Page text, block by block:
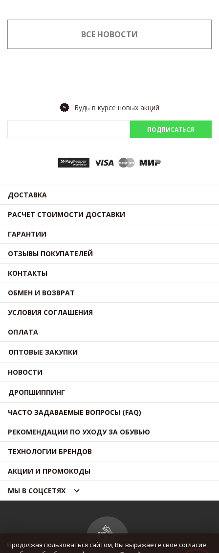
ВСЕ НОВОСТИ
Будь в курсе новых акций
ПОДПИСАТЬСЯ
ДОСТАВКА
РАСЧЕТ СТОИМОСТИ ДОСТАВКИ
ГАРАНТИИ
ОТЗЫВЫ ПОКУПАТЕЛЕЙ
КОНТАКТЫ
ОБМЕН И ВОЗВРАТ
УСЛОВИЯ СОГЛАШЕНИЯ
ОПЛАТА
ОПТОВЫЕ ЗАКУПКИ
НОВОСТИ
ДРОПШИППИНГ
ЧАСТО ЗАДАВАЕМЫЕ ВОПРОСЫ (FAQ)
РЕКОМЕНДАЦИИ ПО УХОДУ ЗА ОБУВЬЮ
ТЕХНОЛОГИИ БРЕНДОВ
АКЦИИ И ПРОМОКОДЫ
МЫ В СОЦСЕТЯХ
Продолжая пользоваться сайтом, Вы выражаете свое согласие